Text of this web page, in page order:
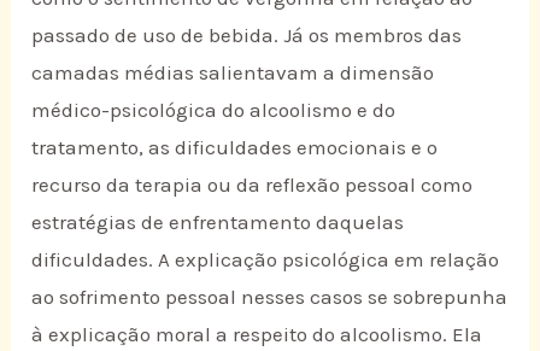
passado de uso de bebida. Já os membros das
camadas médias salientavam a dimensão
médico-psicológica do alcoolismo e do
tratamento, as dificuldades emocionais e o
recurso da terapia ou da reflexão pessoal como
estratégias de enfrentamento daquelas
dificuldades. A explicação psicológica em relação
ao sofrimento pessoal nesses casos se sobrepunha
à explicação moral a respeito do alcoolismo. Ela